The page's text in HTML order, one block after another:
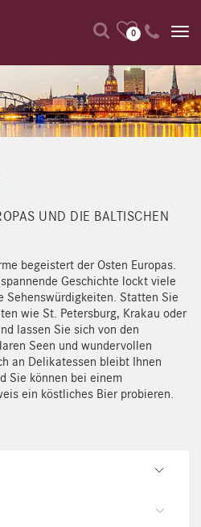
0
UND DIE BALTISCHEN
begeistert der Osten Europas.
Geschichte lockt viele
Sehenswürdigkeiten. Statten Sie
wie St. Petersburg, Krakau oder
lassen Sie sich von den
Seen und wundervollen
an Delikatessen bleibt Ihnen
Sie können bei einem
ein köstliches Bier probieren.